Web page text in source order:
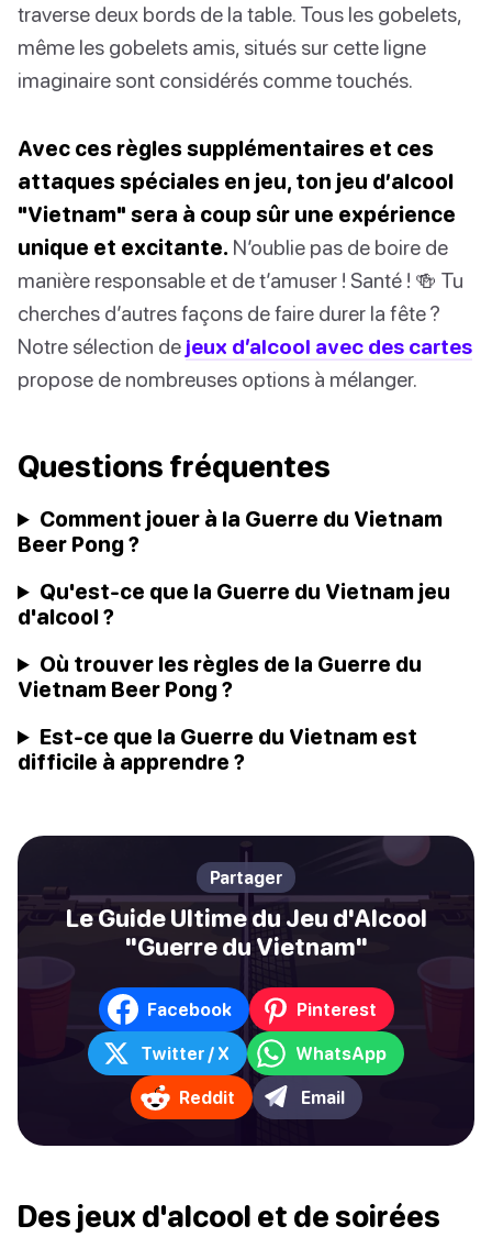
traverse deux bords de la table. Tous les gobelets,
même les gobelets amis, situés sur cette ligne
imaginaire sont considérés comme touchés.
Avec ces règles supplémentaires et ces
attaques spéciales en jeu, ton jeu d’alcool
"Vietnam" sera à coup sûr une expérience
unique et excitante. N’oublie pas de boire de
manière responsable et de t’amuser ! Santé ! 🍻 Tu
cherches d’autres façons de faire durer la fête ?
Notre sélection de jeux d’alcool avec des cartes
propose de nombreuses options à mélanger.
Questions fréquentes
Comment jouer à la Guerre du Vietnam
Beer Pong ?
Qu'est-ce que la Guerre du Vietnam jeu
d'alcool ?
Où trouver les règles de la Guerre du
Vietnam Beer Pong ?
Est-ce que la Guerre du Vietnam est
difficile à apprendre ?
Partager
Le Guide Ultime du Jeu d'Alcool
"Guerre du Vietnam"
Facebook Pinterest
Twitter / X WhatsApp
Reddit Email
Des jeux d'alcool et de soirées